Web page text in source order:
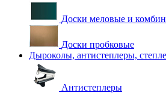
Доски меловые и
Доски пробковые
Дыроколы, антистеплеры,
Антистеплеры